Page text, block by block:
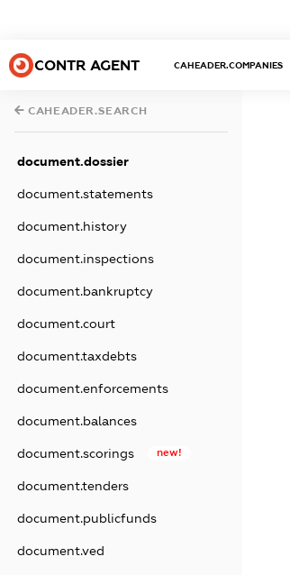
CONTR AGENT CAHEADER.COMPANIES
CAHEADER.SEARCH
document.dossier
document.statements
document.history
document.inspections
document.bankruptcy
document.court
document.taxdebts
document.enforcements
document.balances
document.scorings new!
document.tenders
document.publicfunds
document.ved